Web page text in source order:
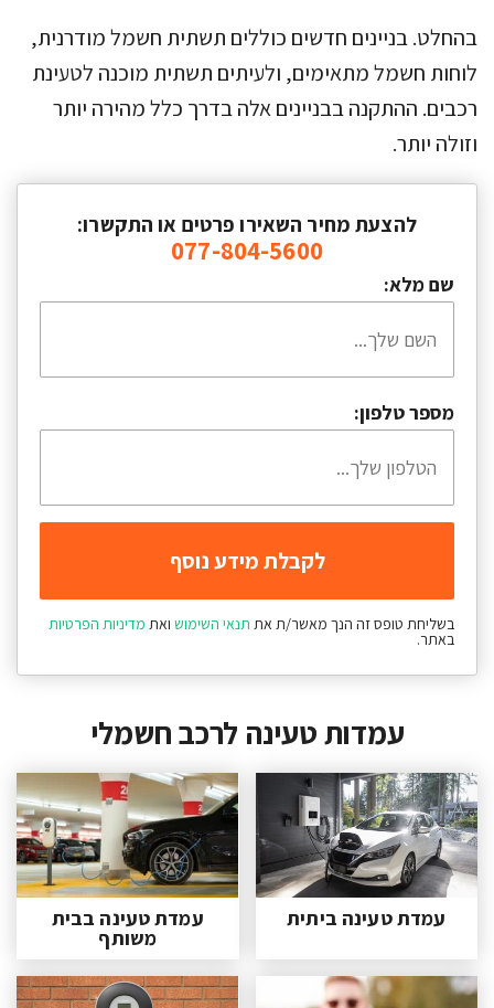
בהחלט. בניינים חדשים כוללים תשתית חשמל מודרנית,
לוחות חשמל מתאימים, ולעיתים תשתית מוכנה לטעינת
רכבים. ההתקנה בבניינים אלה בדרך כלל מהירה יותר
וזולה יותר.
להצעת מחיר השאירו פרטים או התקשרו:
077-804-5600
שם מלא:
מספר טלפון:
בשליחת טופס זה הנך מאשר/ת את תנאי השימוש ואת מדיניות הפרטיות
באתר.
עמדות טעינה לרכב חשמלי
עמדת טעינה ביתית עמדת טעינה בבית
משותף